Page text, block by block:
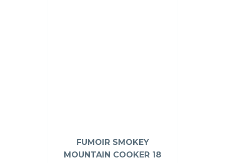
FUMOIR SMOKEY
MOUNTAIN COOKER 18